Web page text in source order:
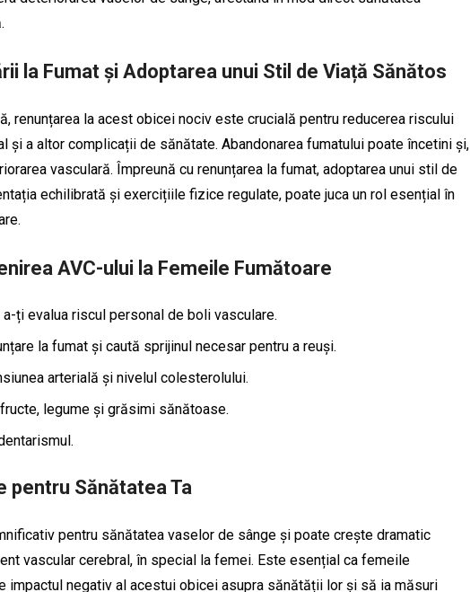
la Fumat și Adoptarea unui Stil de Viață Sănătos
renunțarea la acest obicei nociv este crucială pentru reducerea riscului
și a altor complicații de sănătate. Abandonarea fumatului poate încetini și,
vasculară. Împreună cu renunțarea la fumat, adoptarea unui stil de
echilibrată și exercițiile fizice regulate, poate juca un rol esențial în
AVC-ului la Femeile Fumătoare
ți evalua riscul personal de boli vasculare.
la fumat și caută sprijinul necesar pentru a reuși.
arterială și nivelul colesterolului.
legume și grăsimi sănătoase.
pentru Sănătatea Ta
pentru sănătatea vaselor de sânge și poate crește dramatic
vascular cerebral, în special la femei. Este esențial ca femeile
impactul negativ al acestui obicei asupra sănătății lor și să ia măsuri